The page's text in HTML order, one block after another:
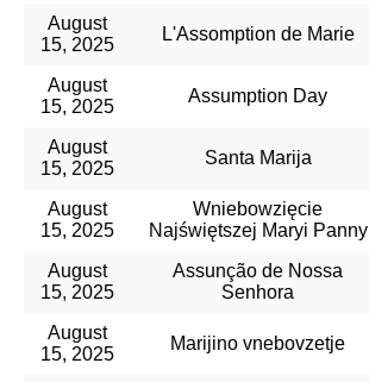
August
15, 2025
L'Assomption de Marie
August
15, 2025
Assumption Day
August
15, 2025
Santa Marija
August
15, 2025
Wniebowzięcie
Najświętszej Maryi Panny
August
15, 2025
Assunção de Nossa
Senhora
August
15, 2025
Marijino vnebovzetje